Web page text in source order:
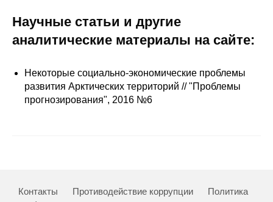
Материалы для СМИ
Научная жизнь
Издания
Номера журналов
Научные статьи и другие
аналитические материалы на сайте:
Некоторые социально-экономические проблемы
развития Арктических территорий // "Проблемы
прогнозирования", 2016 №6
Контакты Противодействие коррупции
Политика